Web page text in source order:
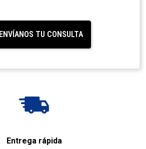
ENVÍANOS TU CONSULTA
Entrega rápida